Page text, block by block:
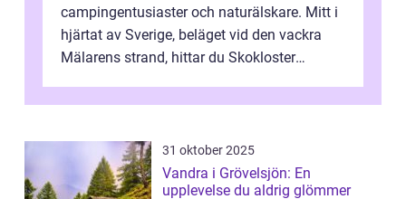
campingentusiaster och naturälskare. Mitt i
hjärtat av Sverige, beläget vid den vackra
Mälarens strand, hittar du Skokloster
31 oktober 2025
Vandra i Grövelsjön: En
upplevelse du aldrig glömmer